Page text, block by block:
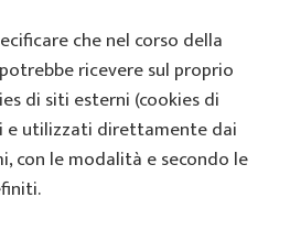
che nel corso della
ricevere sul proprio
di siti esterni (cookies di
utilizzati direttamente dai
con le modalità e secondo le